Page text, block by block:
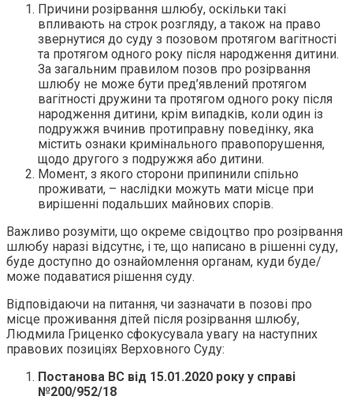
Причини розірвання шлюбу, оскільки такі
впливають на строк розгляду, а також на право
звернутися до суду з позовом протягом вагітності
та протягом одного року після народження дитини.
За загальним правилом позов про розірвання
шлюбу не може бути пред’явлений протягом
вагітності дружини та протягом одного року після
народження дитини, крім випадків, коли один із
подружжя вчинив протиправну поведінку, яка
містить ознаки кримінального правопорушення,
щодо другого з подружжя або дитини.
Момент, з якого сторони припинили спільно
проживати, – наслідки можуть мати місце при
вирішенні подальших майнових спорів.
Важливо розуміти, що окреме свідоцтво про розірвання
шлюбу наразі відсутнє, і те, що написано в рішенні суду,
буде доступно до ознайомлення органам, куди буде/
може подаватися рішення суду.
Відповідаючи на питання, чи зазначати в позові про
місце проживання дітей після розірвання шлюбу,
Людмила Гриценко сфокусувала увагу на наступних
правових позиціях Верховного Суду:
Постанова ВС від 15.01.2020 року у справі
№200/952/18